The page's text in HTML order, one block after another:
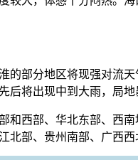
部分地区将现强对流天
将出现中到大雨，局地
西部、华北东部、西南
部、贵州南部、广西西